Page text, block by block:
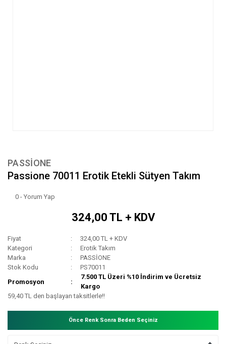
PASSİONE
Passione 70011 Erotik Etekli Sütyen Takım
0 - Yorum Yap
324,00 TL + KDV
Fiyat
324,00 TL + KDV
Kategori
Erotik Takım
Marka
PASSİONE
Stok Kodu
PS70011
Promosyon
7.500 TL Üzeri %10 İndirim ve Ücretsiz
Kargo
59,40 TL den başlayan taksitlerle!!
Önce Renk Sonra Beden Seçiniz